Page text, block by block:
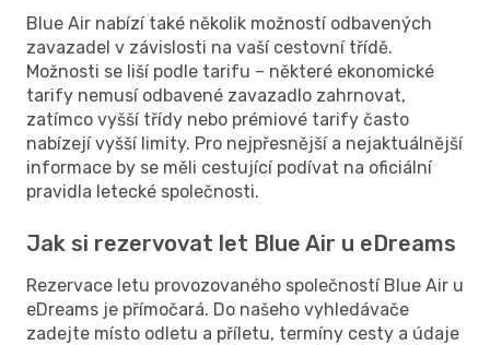
Blue Air nabízí také několik možností odbavených
zavazadel v závislosti na vaší cestovní třídě.
Možnosti se liší podle tarifu – některé ekonomické
tarify nemusí odbavené zavazadlo zahrnovat,
zatímco vyšší třídy nebo prémiové tarify často
nabízejí vyšší limity. Pro nejpřesnější a nejaktuálnější
informace by se měli cestující podívat na oficiální
pravidla letecké společnosti.
Jak si rezervovat let Blue Air u eDreams
Rezervace letu provozovaného společností Blue Air u
eDreams je přímočará. Do našeho vyhledávače
zadejte místo odletu a příletu, termíny cesty a údaje